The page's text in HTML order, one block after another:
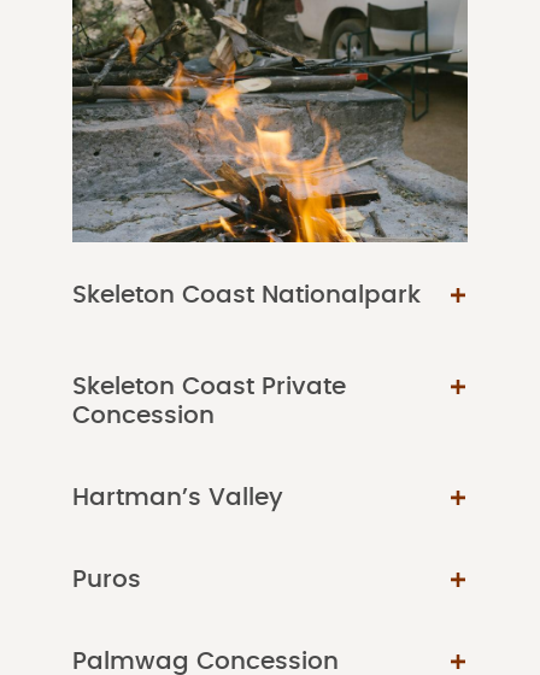
Skeleton Coast Nationalpark
Skeleton Coast Private
Concession
Hartman’s Valley
Puros
Palmwag Concession